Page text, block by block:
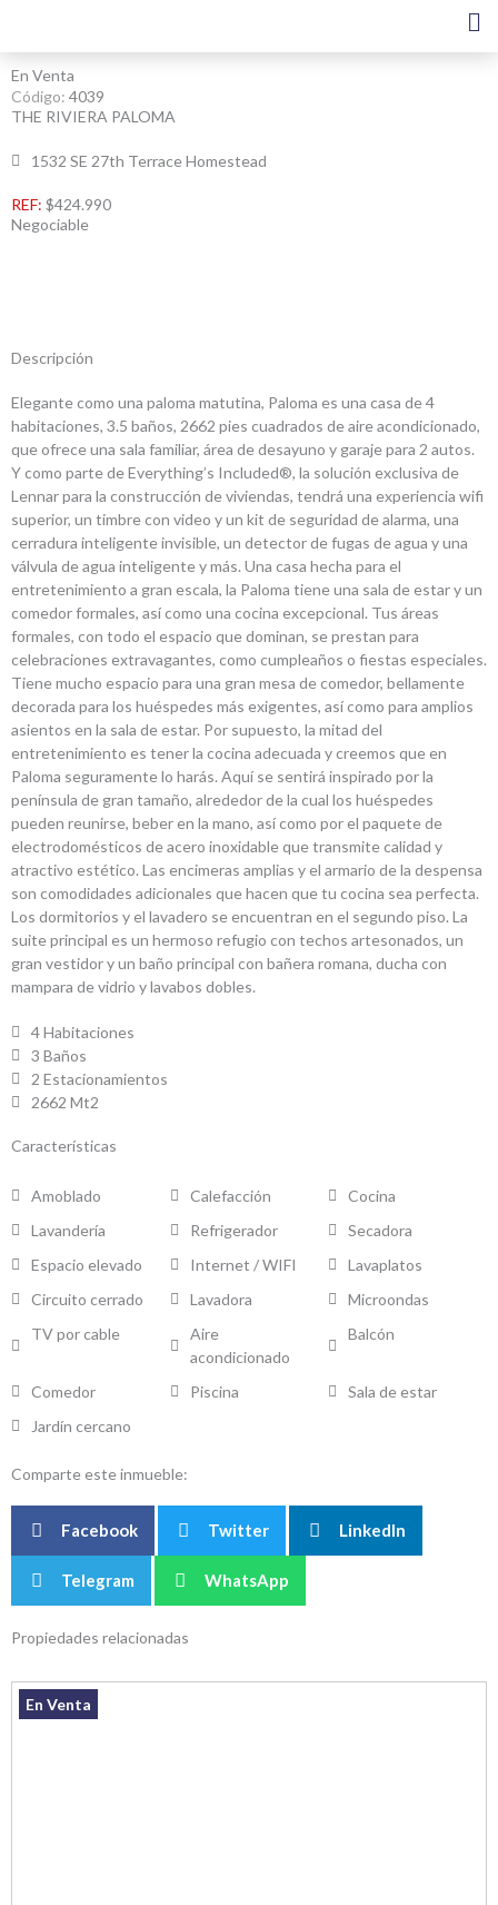
contenido
En Venta
Código: 4039
THE RIVIERA PALOMA
1532 SE 27th Terrace Homestead
REF: $424.990
Negociable
Descripción
Elegante como una paloma matutina, Paloma es una casa de 4
habitaciones, 3.5 baños, 2662 pies cuadrados de aire acondicionado,
que ofrece una sala familiar, área de desayuno y garaje para 2 autos.
Y como parte de Everything’s Included®, la solución exclusiva de
Lennar para la construcción de viviendas, tendrá una experiencia wifi
superior, un timbre con video y un kit de seguridad de alarma, una
cerradura inteligente invisible, un detector de fugas de agua y una
válvula de agua inteligente y más. Una casa hecha para el
entretenimiento a gran escala, la Paloma tiene una sala de estar y un
comedor formales, así como una cocina excepcional. Tus áreas
formales, con todo el espacio que dominan, se prestan para
celebraciones extravagantes, como cumpleaños o fiestas especiales.
Tiene mucho espacio para una gran mesa de comedor, bellamente
decorada para los huéspedes más exigentes, así como para amplios
asientos en la sala de estar. Por supuesto, la mitad del
entretenimiento es tener la cocina adecuada y creemos que en
Paloma seguramente lo harás. Aquí se sentirá inspirado por la
península de gran tamaño, alrededor de la cual los huéspedes
pueden reunirse, beber en la mano, así como por el paquete de
electrodomésticos de acero inoxidable que transmite calidad y
atractivo estético. Las encimeras amplias y el armario de la despensa
son comodidades adicionales que hacen que tu cocina sea perfecta.
Los dormitorios y el lavadero se encuentran en el segundo piso. La
suite principal es un hermoso refugio con techos artesonados, un
gran vestidor y un baño principal con bañera romana, ducha con
mampara de vidrio y lavabos dobles.
4 Habitaciones
3 Baños
2 Estacionamientos
2662 Mt2
Características
Amoblado Calefacción
Cocina
Lavandería
Refrigerador
Secadora
Espacio elevado
Internet / WIFI
Lavaplatos
Circuito cerrado
Lavadora
Microondas
TV por cable
Aire
acondicionado
Balcón
Comedor Piscina
Sala de estar
Jardín cercano
Comparte este inmueble:
Facebook Twitter LinkedIn
Telegram WhatsApp
Propiedades relacionadas
En Venta